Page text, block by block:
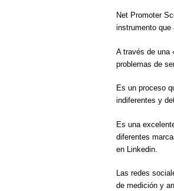
Net Promoter
instrumento
A través de una
problemas de
Es un proceso
indiferentes y
Es una
diferentes
en Linkedin.
Las redes
de medición y